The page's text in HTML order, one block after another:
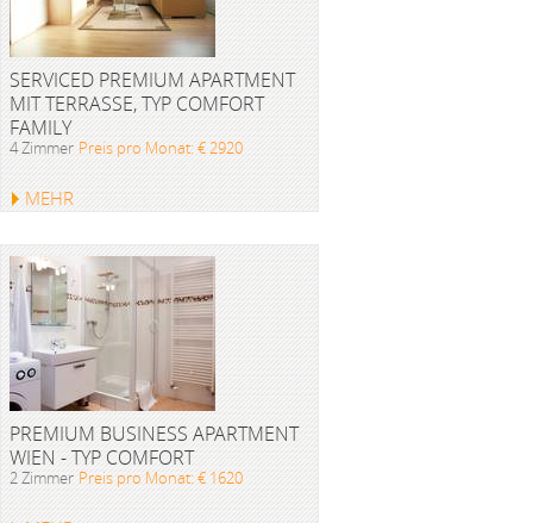
SERVICED PREMIUM APARTMENT
MIT TERRASSE, TYP COMFORT
FAMILY
4 Zimmer Preis pro Monat: € 2920
MEHR
PREMIUM BUSINESS APARTMENT
WIEN - TYP COMFORT
2 Zimmer Preis pro Monat: € 1620